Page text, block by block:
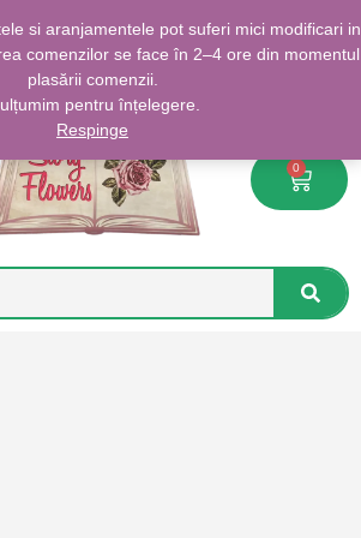
si aranjamentele pot suferi mici modificari in
comenzilor se face în 2–4 ore din momentul
plasării comenzii.
pentru înțelegere.
Respinge
în Sectorul 4 la comenzi de peste 200 lei
0
Cart